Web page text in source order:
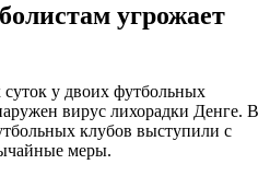
угрожает
суток у двоих футбольных
вирус лихорадки Денге. В
клубов выступили с
меры.